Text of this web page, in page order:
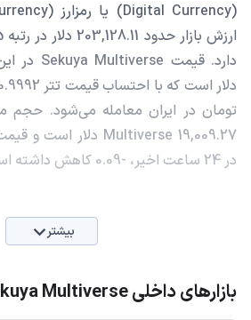
در 24 ساعت اخیر، -0.09 کاهش داشته است.
بیشتر
بازارهای داخلی Sekuya Multiverse